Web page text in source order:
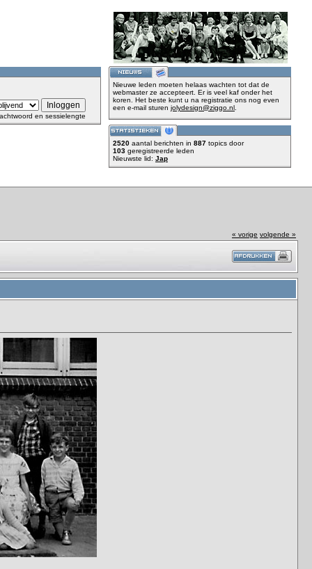
en sessielengte
Nieuwe leden moeten helaas wachten tot dat de
webmaster ze accepteert. Er is veel kaf onder het
koren. Het beste kunt u na registratie ons nog even
een e-mail sturen jolydesign@ziggo.nl
2520 aantal berichten in 887 topics door
103 geregistreerde leden
Nieuwste lid: Jap
« vorige volgende »